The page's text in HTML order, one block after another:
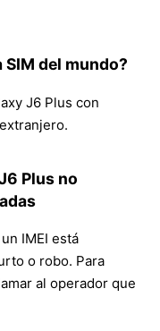
del mundo?
J6 Plus con
Plus no
IMEI está
o robo. Para
al operador que